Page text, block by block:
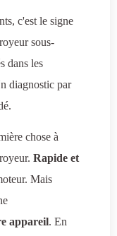
c'est le signe
sous-
dans les
diagnostic par
chose à
Rapide et
Mais
appareil. En